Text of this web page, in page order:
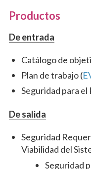
Productos
De entrada
Catálogo de
Plan de trabajo (
Seguridad para el
De salida
Seguridad
Viabilidad del
Seguridad